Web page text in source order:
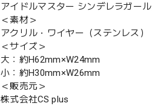
アイドルマスター シンデレラガー
＜素材＞
アクリル・ワイヤー（ステンレス）
＜サイズ＞
大：約H62mm×W24mm
小：約H30mm×W26mm
＜販売元＞
株式会社CS plus